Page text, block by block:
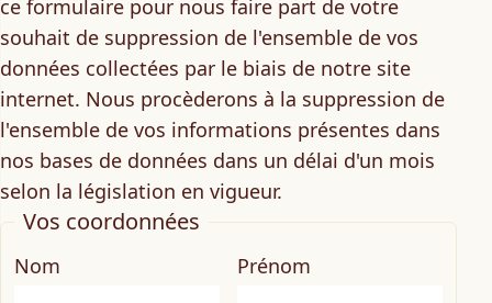
ce formulaire pour nous faire part de votre
souhait de suppression de l'ensemble de vos
données collectées par le biais de notre site
internet. Nous procèderons à la suppression de
l'ensemble de vos informations présentes dans
nos bases de données dans un délai d'un mois
selon la législation en vigueur.
Vos coordonnées
Nom Prénom